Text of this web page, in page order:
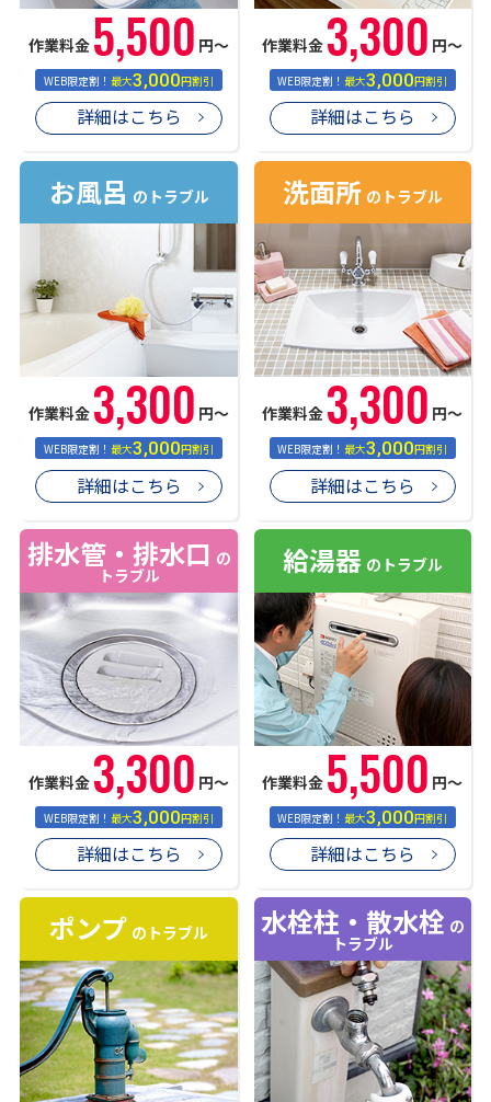
作業料金 5,500 円〜
WEB限定割！最大3,000円割引
詳細はこちら
作業料金 3,300 円〜
WEB限定割！最大3,000円割引
詳細はこちら
お風呂 のトラブル
作業料金 3,300 円〜
WEB限定割！最大3,000円割引
詳細はこちら
洗面所 のトラブル
作業料金 3,300 円〜
WEB限定割！最大3,000円割引
詳細はこちら
排水管・排水口 の
トラブル
作業料金 3,300 円〜
WEB限定割！最大3,000円割引
詳細はこちら
給湯器 のトラブル
作業料金 5,500 円〜
WEB限定割！最大3,000円割引
詳細はこちら
ポンプ のトラブル 水栓柱・散水栓 の
トラブル